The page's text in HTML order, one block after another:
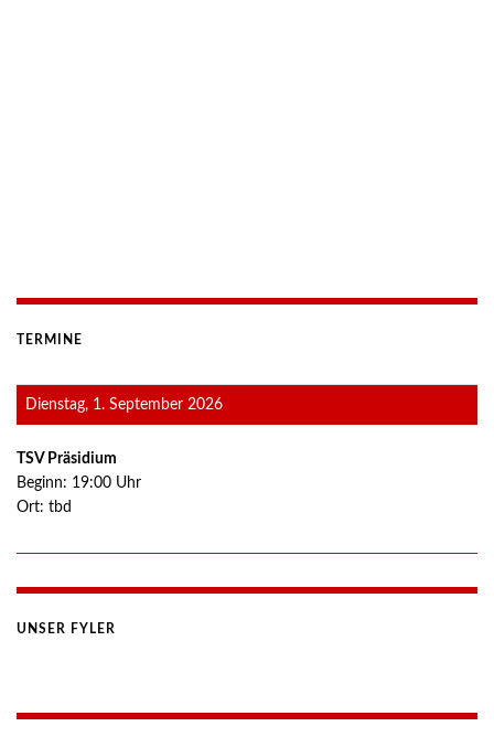
TERMINE
Dienstag, 1. September 2026
TSV Präsidium
Beginn: 19:00 Uhr
Ort: tbd
UNSER FYLER